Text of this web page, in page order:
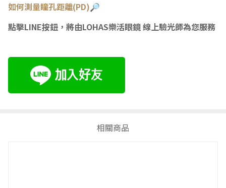
如何測量瞳孔距離(PD)🔎
點擊LINE按鈕，將由LOHAS樂活眼鏡 線上驗光師為您服務
相關商品